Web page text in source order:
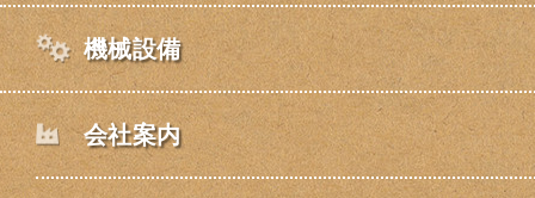
機械設備
会社案内